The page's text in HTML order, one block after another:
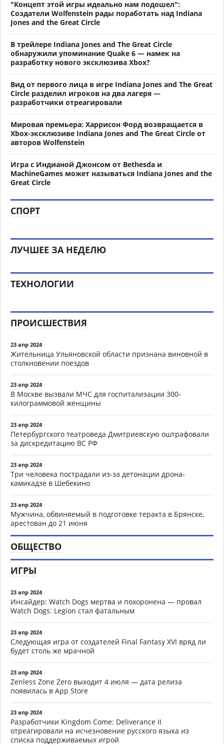
"Концепт этой игры идеально нам подошел":
Создатели Wolfenstein рады поработать над Indiana
Jones and the Great Circle
В трейлере Indiana Jones and The Great Circle
обнаружили упоминание Quake 6 — намек на
разработку нового эксклюзива Xbox?
Вид от первого лица в игре Indiana Jones and The Great
Circle разделил игроков на два лагеря —
разработчики отреагировали
Мировая премьера: Харрисон Форд возвращается в
Xbox-эксклюзиве Indiana Jones and The Great Circle от
авторов Wolfenstein
Игра с Индианой Джонсом от Bethesda и
MachineGames может называться Indiana Jones and the
Great Circle
СПОРТ
ЛУЧШЕЕ ЗА НЕДЕЛЮ
ТЕХНОЛОГИИ
ПРОИСШЕСТВИЯ
23 апр 2024
Жительница Ульяновской области признана виновной в
столкновении поездов
23 апр 2024
В Москве вызвали МЧС для госпитализации 300-
килограммовой женщины
23 апр 2024
Петербургского театроведа Дмитриевскую оштрафовали
за дискредитацию ВС РФ
23 апр 2024
Три человека пострадали из-за детонации дрона-
камикадзе в Шебекино
23 апр 2024
Мужчина, обвиняемый в подготовке теракта в Брянске,
арестован до 21 июня
ОБЩЕСТВО
ИГРЫ
23 апр 2024
Инсайдер: Watch Dogs мертва и похоронена — провал
Watch Dogs: Legion стал фатальным
23 апр 2024
Следующая игра от создателей Final Fantasy XVI вряд ли
будет столь же мрачной
23 апр 2024
Zenless Zone Zero выходит 4 июля — дата релиза
появилась в App Store
23 апр 2024
Разработчики Kingdom Come: Deliverance II
отреагировали на исчезновение русского языка из
списка поддерживаемых игрой